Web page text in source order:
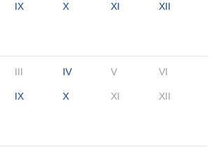
IX X XI XII
III IV V VI
IX X XI XII